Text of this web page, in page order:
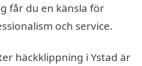
får du en känsla för
och service.
häckklippning i Ystad är